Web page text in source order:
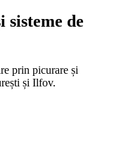
sisteme de
prin picurare și
și Ilfov.